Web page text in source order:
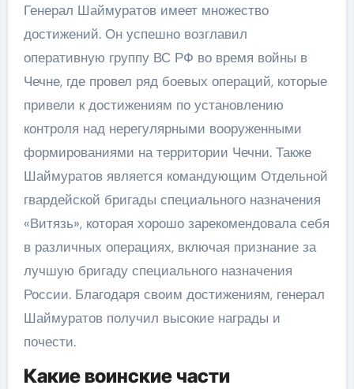
Генерал Шаймуратов имеет множество
достижений. Он успешно возглавил
оперативную группу ВС РФ во время войны в
Чечне, где провел ряд боевых операций, которые
привели к достижениям по установлению
контроля над нерегулярными вооруженными
формированиями на территории Чечни. Также
Шаймуратов является командующим Отдельной
гвардейской бригады специального назначения
«Витязь», которая хорошо зарекомендовала себя
в различных операциях, включая признание за
лучшую бригаду специального назначения
России. Благодаря своим достижениям, генерал
Шаймуратов получил высокие награды и
почести.
Какие воинские части